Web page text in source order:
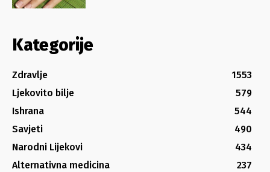
Kategorije
Zdravlje
1553
Ljekovito bilje
579
Ishrana
544
Savjeti
490
Narodni Lijekovi
434
Alternativna medicina
237